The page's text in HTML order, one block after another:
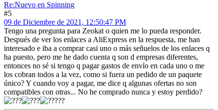
Re:Nuevo en Spinning
#5
09 de Diciembre de 2021, 12:50:47 PM
Tengo una pregunta para Zeokat o quien me lo pueda responder.
Después de ver los enlaces a AliExpress en la respuesta, me han
interesado e iba a comprar casi uno o más señuelos de los enlaces q
ha puesto, pero me he dado cuenta q son d empresas diferentes,
entonces no sé si tengo q pagar gastos de envío en cada uno o me
los cobran todos a la vez, como si fuera un pedido de un paquete
único? Y cuando voy a pagar, me dice q algunas ofertas no son
compatibles con otras... No he comprado nunca y estoy perdido?
??